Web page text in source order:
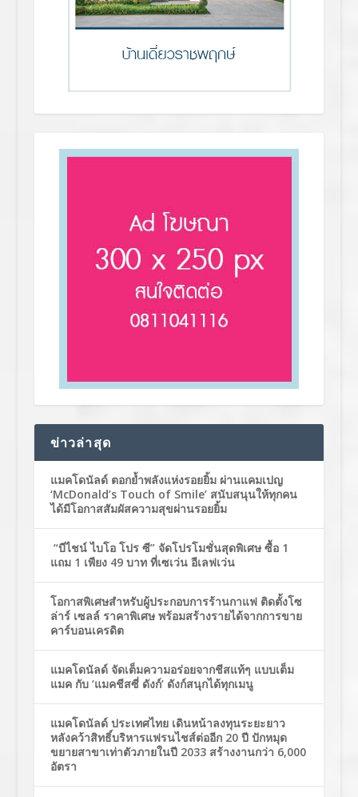
ข่าวล่าสุด
แมคโดนัลด์ ตอกย้ำพลังแห่งรอยยิ้ม ผ่านแคมเปญ
‘McDonald’s Touch of Smile’ สนับสนุนให้ทุกคน
ได้มีโอกาสสัมผัสความสุขผ่านรอยยิ้ม
“บีไชน์ ไบโอ โปร ซี” จัดโปรโมชั่นสุดพิเศษ ซื้อ 1
แถม 1 เพียง 49 บาท ที่เซเว่น อีเลฟเว่น
โอกาสพิเศษสำหรับผู้ประกอบการร้านกาแฟ ติดตั้งโซ
ล่าร์ เซลล์ ราคาพิเศษ พร้อมสร้างรายได้จากการขาย
คาร์บอนเครดิต
แมคโดนัลด์ จัดเต็มความอร่อยจากชีสแท้ๆ แบบเต็ม
แมค กับ ‘แมคชีสซี่ ดังก์’ ดังก์สนุกได้ทุกเมนู
แมคโดนัลด์ ประเทศไทย เดินหน้าลงทุนระยะยาว
หลังคว้าสิทธิ์บริหารแฟรนไชส์ต่ออีก 20 ปี ปักหมุด
ขยายสาขาเท่าตัวภายในปี 2033 สร้างงานกว่า 6,000
อัตรา